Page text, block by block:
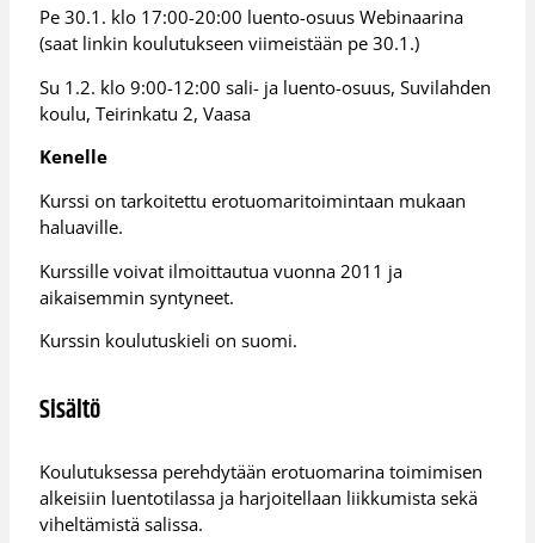
Pe 30.1. klo 17:00-20:00 luento-osuus Webinaarina
(saat linkin koulutukseen viimeistään pe 30.1.)
Su 1.2. klo 9:00-12:00 sali- ja luento-osuus, Suvilahden
koulu, Teirinkatu 2, Vaasa
Kenelle
Kurssi on tarkoitettu erotuomaritoimintaan mukaan
haluaville.
Kurssille voivat ilmoittautua vuonna 2011 ja
aikaisemmin syntyneet.
Kurssin koulutuskieli on suomi.
Sisältö
Koulutuksessa perehdytään erotuomarina toimimisen
alkeisiin luentotilassa ja harjoitellaan liikkumista sekä
viheltämistä salissa.